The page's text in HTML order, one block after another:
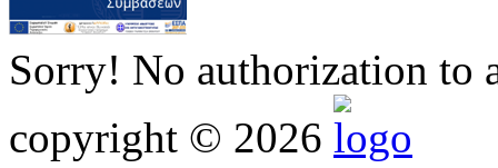
Sorry! No authorization to
copyright © 2026